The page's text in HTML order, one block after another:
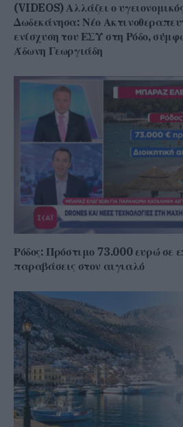
(VIDEOS) Αλλάζει ο
Δωδεκάνησα: Νέο
ενίσχυση του ΕΣΥ στη Ρόδο,
Άδωνη Γεωργιάδη
Ρόδος: Πρόστιμο 73.000 ευρώ σε
παραβάσεις στον αιγιαλό